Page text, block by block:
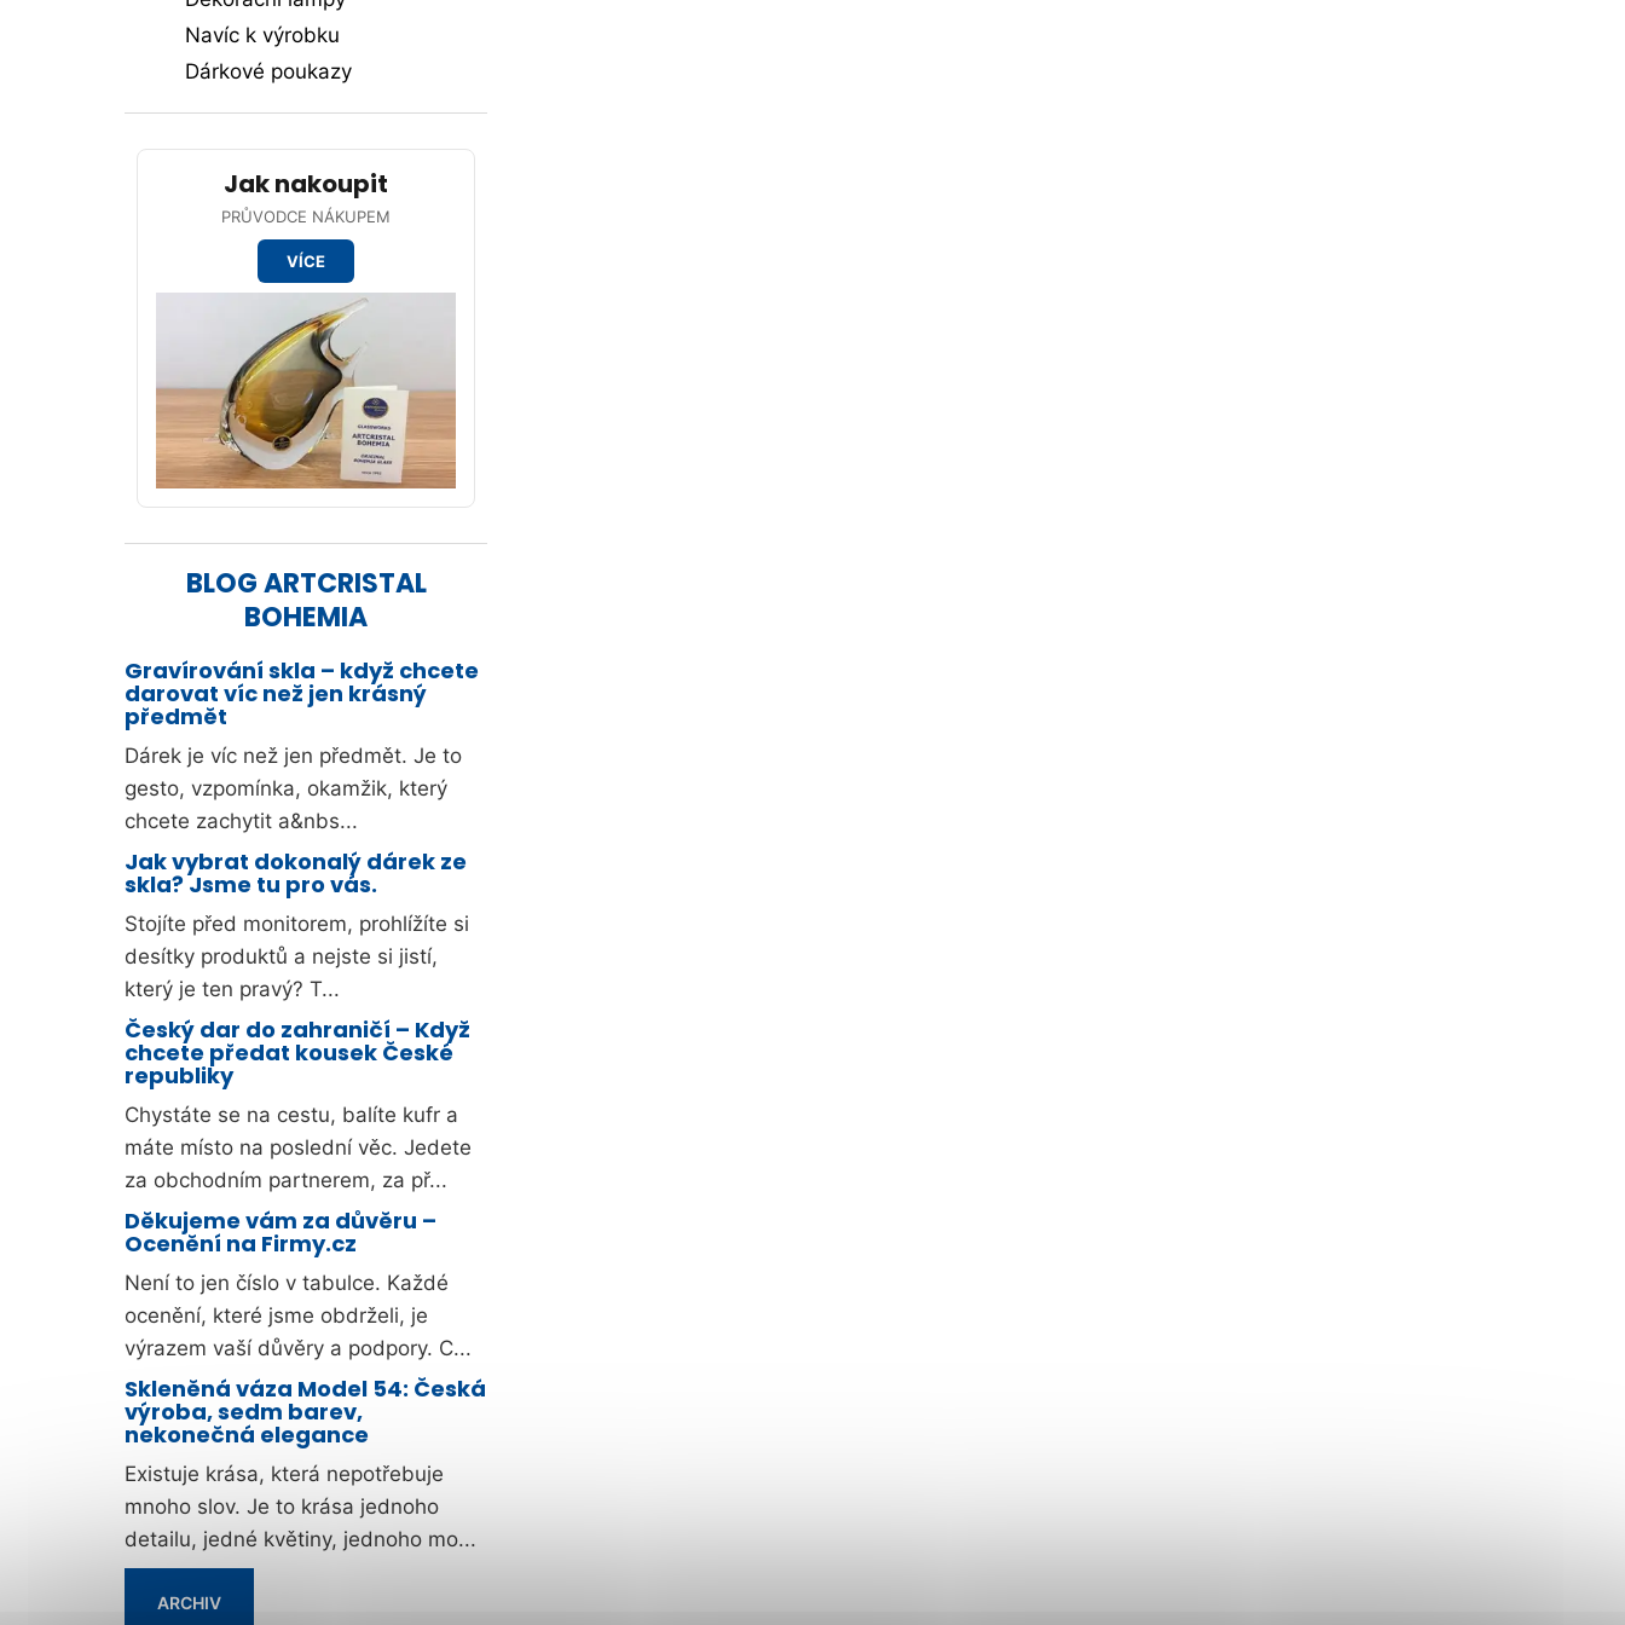
Navíc k výrobku
Dárkové poukazy
Jak nakoupit
PRŮVODCE NÁKUPEM
VÍCE
BLOG ARTCRISTAL
BOHEMIA
Gravírování skla – když chcete
darovat víc než jen krásný
předmět
Dárek je víc než jen předmět. Je to
gesto, vzpomínka, okamžik, který
chcete zachytit a&nbs...
Jak vybrat dokonalý dárek ze
skla? Jsme tu pro vás.
Stojíte před monitorem, prohlížíte si
desítky produktů a nejste si jistí,
který je ten pravý? T...
Český dar do zahraničí – Když
chcete předat kousek České
republiky
Chystáte se na cestu, balíte kufr a
máte místo na poslední věc. Jedete
za obchodním partnerem, za př...
Děkujeme vám za důvěru –
Ocenění na Firmy.cz
Není to jen číslo v tabulce. Každé
ocenění, které jsme obdrželi, je
výrazem vaší důvěry a podpory. C...
Skleněná váza Model 54: Česká
výroba, sedm barev,
nekonečná elegance
Existuje krása, která nepotřebuje
mnoho slov. Je to krása jednoho
detailu, jedné květiny, jednoho mo...
ARCHIV